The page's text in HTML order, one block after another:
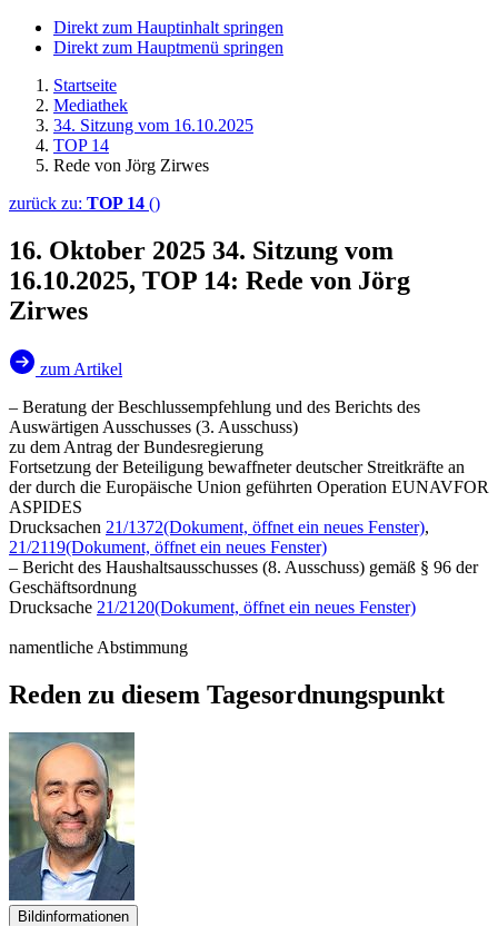
Direkt zum Hauptinhalt springen
Direkt zum Hauptmenü springen
Startseite
Mediathek
34. Sitzung vom 16.10.2025
TOP 14
Rede von Jörg Zirwes
zurück zu: TOP 14 ()
16. Oktober 2025 34. Sitzung vom
16.10.2025, TOP 14: Rede von Jörg
Zirwes
zum Artikel
– Beratung der Beschlussempfehlung und des Berichts des
Auswärtigen Ausschusses (3. Ausschuss)
zu dem Antrag der Bundesregierung
Fortsetzung der Beteiligung bewaffneter deutscher Streitkräfte an
der durch die Europäische Union geführten Operation EUNAVFOR
ASPIDES
Drucksachen 21/1372(Dokument, öffnet ein neues Fenster),
21/2119(Dokument, öffnet ein neues Fenster)
– Bericht des Haushaltsausschusses (8. Ausschuss) gemäß § 96 der
Geschäftsordnung
Drucksache 21/2120(Dokument, öffnet ein neues Fenster)
namentliche Abstimmung
Reden zu diesem Tagesordnungspunkt
Bildinformationen